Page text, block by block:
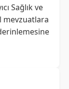
Sağlık ve
mevzuatlara